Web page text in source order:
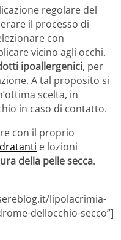
regolare del
il processo di
con
vicino agli occhi.
ipoallergenici, per
A tal proposito si
scelta, in
in caso di contatto.
con il proprio
e lozioni
della pelle secca.
lipolacrimia-
dellocchio-secco”]